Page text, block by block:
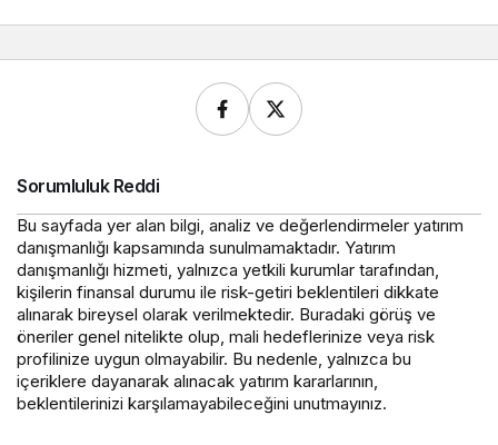
Sorumluluk Reddi
Bu sayfada yer alan bilgi, analiz ve değerlendirmeler yatırım
danışmanlığı kapsamında sunulmamaktadır. Yatırım
danışmanlığı hizmeti, yalnızca yetkili kurumlar tarafından,
kişilerin finansal durumu ile risk-getiri beklentileri dikkate
alınarak bireysel olarak verilmektedir. Buradaki görüş ve
öneriler genel nitelikte olup, mali hedeflerinize veya risk
profilinize uygun olmayabilir. Bu nedenle, yalnızca bu
içeriklere dayanarak alınacak yatırım kararlarının,
beklentilerinizi karşılamayabileceğini unutmayınız.